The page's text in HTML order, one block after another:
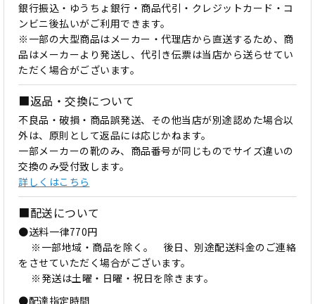
銀行振込・ゆうちょ銀行・商品代引・クレジットカード・コ
ンビニ後払いがご利用できます。
※一部の大型商品はメーカー・代理店から直送するため、商
品はメーカーより発送し、代引き伝票は当店から送らせてい
ただく場合がございます。
■返品・交換について
不良品・破損・商品誤発送、その他当店が別途認めた場合以
外は、原則として返品には応じかねます。
一部メーカーの靴のみ、商品番号が同じものでサイズ違いの
交換のみ受付致します。
詳しくはこちら
■配送について
●送料一律770円
※一部地域・商品を除く。 後日、別途配送料金のご連絡
をさせていただく場合がございます。
※発送は土曜・日曜・祝日を除きます。
●配達指定時間